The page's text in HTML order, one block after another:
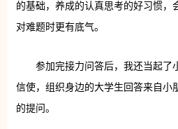
的基础，养成的认真思考的好习惯，
对难题时更有底气。
参加完接力问答后，我还当起了
信使，组织身边的大学生回答来自小
的提问。